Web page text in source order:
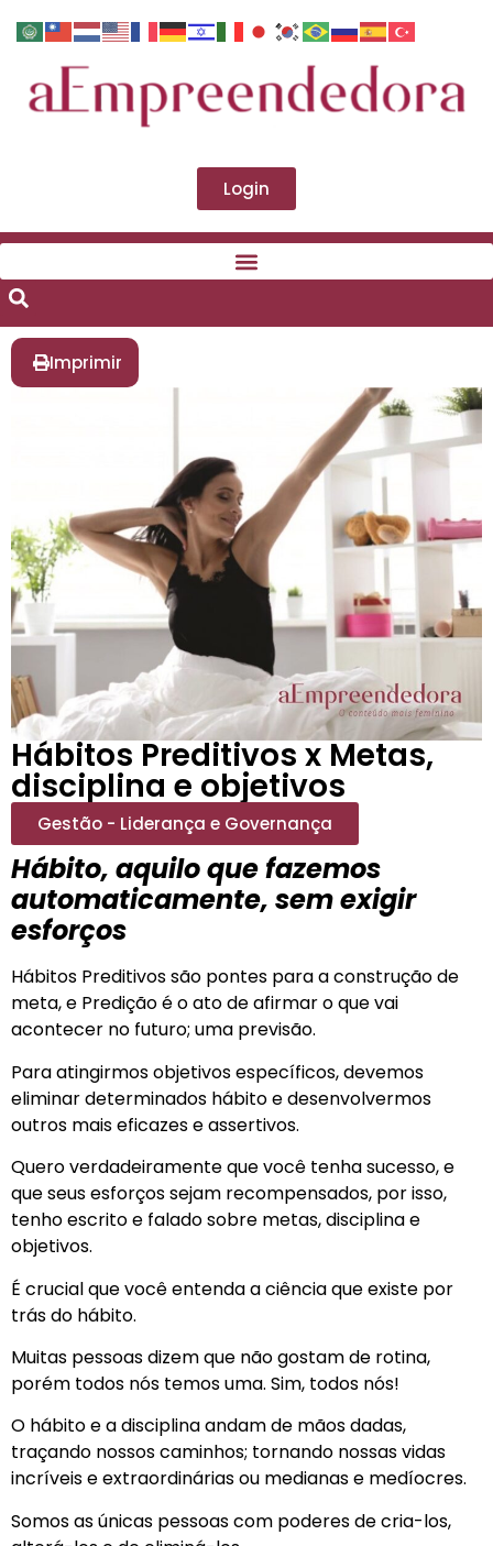
Login
Imprimir
Hábitos Preditivos x Metas,
disciplina e objetivos
Gestão - Liderança e Governança
Hábito, aquilo que fazemos
automaticamente, sem exigir
esforços
Hábitos Preditivos são pontes para a construção de
meta, e Predição é o ato de afirmar o que vai
acontecer no futuro; uma previsão.
Para atingirmos objetivos específicos, devemos
eliminar determinados hábito e desenvolvermos
outros mais eficazes e assertivos.
Quero verdadeiramente que você tenha sucesso, e
que seus esforços sejam recompensados, por isso,
tenho escrito e falado sobre metas, disciplina e
objetivos.
É crucial que você entenda a ciência que existe por
trás do hábito.
Muitas pessoas dizem que não gostam de rotina,
porém todos nós temos uma. Sim, todos nós!
O hábito e a disciplina andam de mãos dadas,
traçando nossos caminhos; tornando nossas vidas
incríveis e extraordinárias ou medianas e medíocres.
Somos as únicas pessoas com poderes de cria-los,